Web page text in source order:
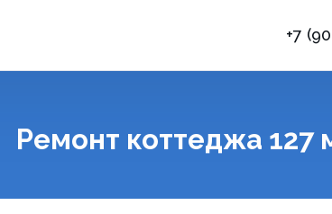
+7
Ремонт коттеджа 127